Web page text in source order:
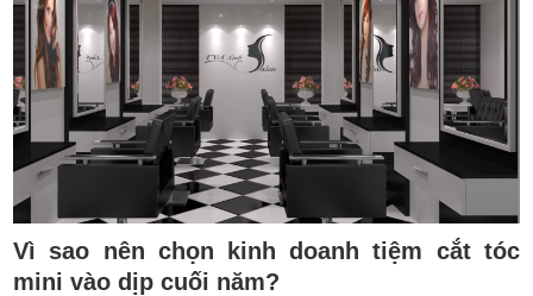
Vì sao nên chọn kinh doanh tiệm cắt tóc
mini vào dịp cuối năm?